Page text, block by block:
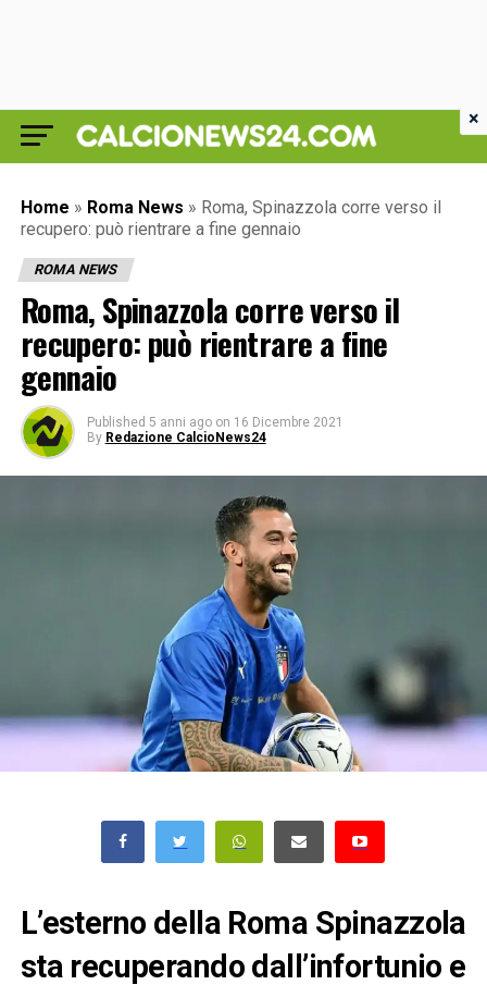
Home » Roma News » Roma, Spinazzola corre verso il
recupero: può rientrare a fine gennaio
ROMA NEWS
Roma, Spinazzola corre verso il
recupero: può rientrare a fine
gennaio
Published 5 anni ago on 16 Dicembre 2021
By Redazione CalcioNews24
L’esterno della Roma Spinazzola
sta recuperando dall’infortunio e
×